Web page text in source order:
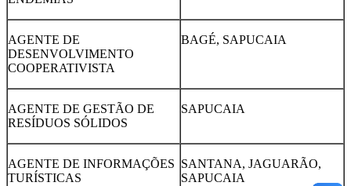
AGENTE DE
DESENVOLVIMENTO
COOPERATIVISTA
BAGÉ, SAPUCAIA
AGENTE DE GESTÃO DE
RESÍDUOS SÓLIDOS
SAPUCAIA
AGENTE DE INFORMAÇÕES
TURÍSTICAS
SANTANA, JAGUARÃO,
SAPUCAIA